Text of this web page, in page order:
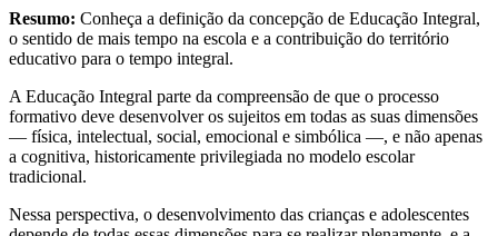
Resumo: Conheça a definição da concepção de Educação Integral,
o sentido de mais tempo na escola e a contribuição do território
educativo para o tempo integral.
A Educação Integral parte da compreensão de que o processo
formativo deve desenvolver os sujeitos em todas as suas dimensões
— física, intelectual, social, emocional e simbólica —, e não apenas
a cognitiva, historicamente privilegiada no modelo escolar
tradicional.
Nessa perspectiva, o desenvolvimento das crianças e adolescentes